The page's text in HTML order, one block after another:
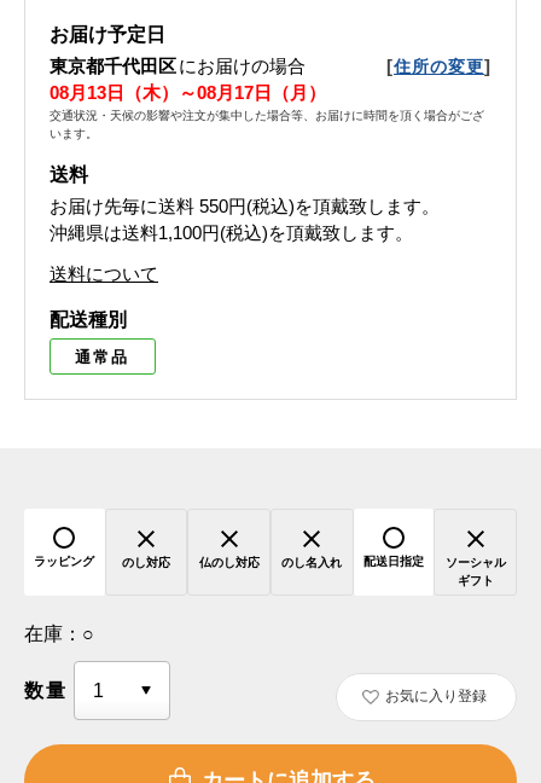
お届け予定日
東京都千代田区にお届けの場合 [住所の変更]
08月13日（木）～08月17日（月）
交通状況・天候の影響や注文が集中した場合等、お届けに時間を頂く場合がござ
います。
送料
お届け先毎に送料 550円(税込)を頂戴致します。
沖縄県は送料1,100円(税込)を頂戴致します。
送料について
配送種別
通常品
ラッピング のし対応 仏のし対応 のし名入れ 配送日指定
ソーシャル
ギフト
在庫： ○
数量 お気に入り登録